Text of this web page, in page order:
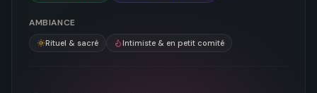
AMBIANCE
Rituel & sacré Intimiste & en petit comité